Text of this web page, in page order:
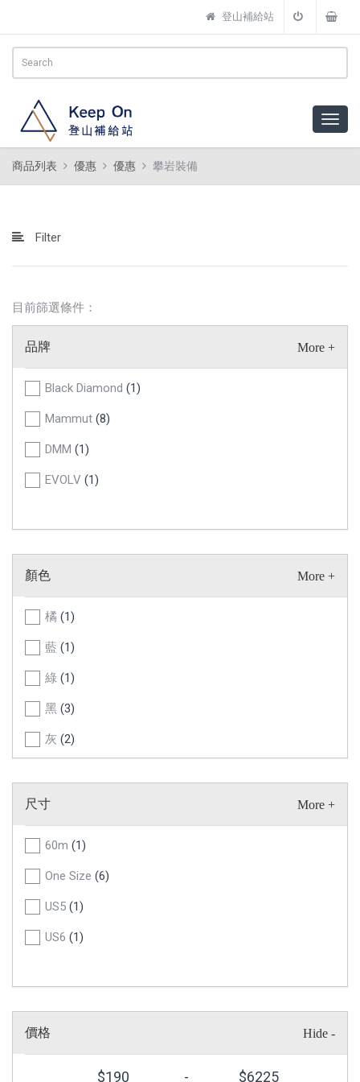
登山補給站
商品列表 優惠 優惠 攀岩裝備
Filter
目前篩選條件：
品牌
Black Diamond (1)
Mammut (8)
DMM (1)
EVOLV (1)
顏色
橘 (1)
藍 (1)
綠 (1)
黑 (3)
灰 (2)
尺寸
60m (1)
One Size (6)
US5 (1)
US6 (1)
價格
$190 - $6225